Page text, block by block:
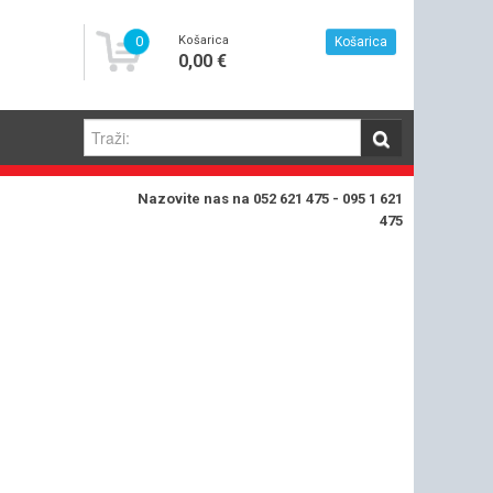
0 Košarica
0,00 €
Košarica
Nazovite nas na 052 621 475 - 095 1 621
475